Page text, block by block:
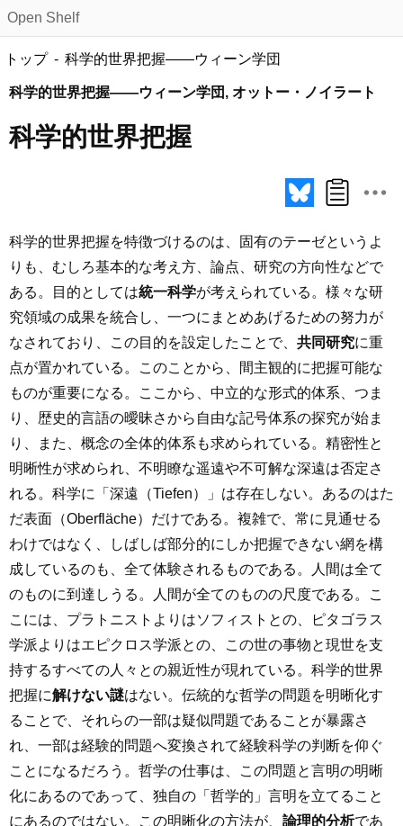
Open Shelf
トップ 科学的世界把握――ウィーン学団
科学的世界把握――ウィーン学団, オットー・ノイラート
科学的世界把握
科学的世界把握を特徴づけるのは、固有のテーゼというよ
りも、むしろ基本的な考え方、論点、研究の方向性などで
ある。目的としては統一科学が考えられている。様々な研
究領域の成果を統合し、一つにまとめあげるための努力が
なされており、この目的を設定したことで、 共同研究に重
点が置かれている。このことから、間主観的に把握可能な
ものが重要になる。ここから、中立的な形式的体系、つま
り、歴史的言語の曖昧さから自由な記号体系の探究が始ま
り、また、概念の全体的体系も求められている。精密性と
明晰性が求められ、不明瞭な遥遠や不可解な深遠は否定さ
れる。科学に「深遠（Tiefen）」は存在しない。あるのはた
だ表面（Oberfläche）だけである。複雑で、常に見通せる
わけではなく、しばしば部分的にしか把握できない網を構
成しているのも、全て体験されるものである。人間は全て
のものに到達しうる。人間が全てのものの尺度である。こ
こには、プラトニストよりはソフィストとの、ピタゴラス
学派よりはエピクロス学派との、この世の事物と現世を支
持するすべての人々との親近性が現れている。科学的世界
把握に解けない謎はない。伝統的な哲学の問題を明晰化す
ることで、それらの一部は疑似問題であることが暴露さ
れ、一部は経験的問題へ変換されて経験科学の判断を仰ぐ
ことになるだろう。哲学の仕事は、この問題と言明の明晰
化にあるのであって、独自の「哲学的」言明を立てること
にあるのではない。この明晰化の方法が、 論理的分析であ